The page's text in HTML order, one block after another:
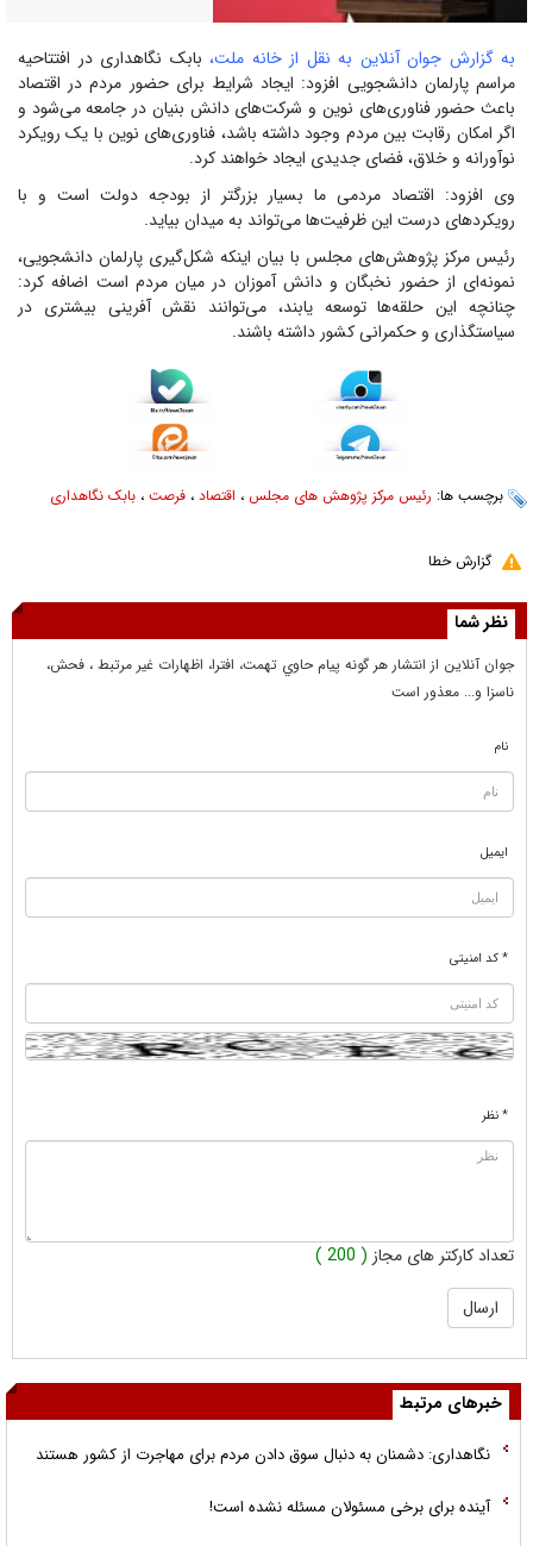
به گزارش جوان آنلاین به نقل از خانه ملت، بابک نگاهداری در افتتاحیه
مراسم پارلمان دانشجویی افزود: ایجاد شرایط برای حضور مردم در اقتصاد
باعث حضور فناوری‌های نوین و شرکت‌های دانش بنیان در جامعه می‌شود و
اگر امکان رقابت بین مردم وجود داشته باشد، فناوری‌های نوین با یک رویکرد
نوآورانه و خلاق، فضای جدیدی ایجاد خواهند کرد.
وی افزود: اقتصاد مردمی ما بسیار بزرگتر از بودجه دولت است و با
رویکرد‌های درست این ظرفیت‌ها می‌تواند به میدان بیاید.
رئیس مرکز پژوهش‌های مجلس با بیان اینکه شکل‌گیری پارلمان دانشجویی،
نمونه‌ای از حضور نخبگان و دانش آموزان در میان مردم است اضافه کرد:
چنانچه این حلقه‌ها توسعه یابند، می‌توانند نقش آفرینی بیشتری در
سیاستگذاری و حکمرانی کشور داشته باشند.
برچسب ها: رئیس مرکز پژوهش های مجلس ، اقتصاد ، فرصت ، بابک نگاهداری
گزارش خطا
نظر شما
جوان آنلاين از انتشار هر گونه پيام حاوي تهمت، افترا، اظهارات غير مرتبط ، فحش،
ناسزا و... معذور است
نام
ایمیل
* کد امنیتی
* نظر
تعداد کارکتر های مجاز ( 200 )
خبرهای مرتبط
نگاهداری: دشمنان به دنبال سوق دادن مردم برای مهاجرت از کشور هستند
آینده برای برخی مسئولان مسئله نشده است!